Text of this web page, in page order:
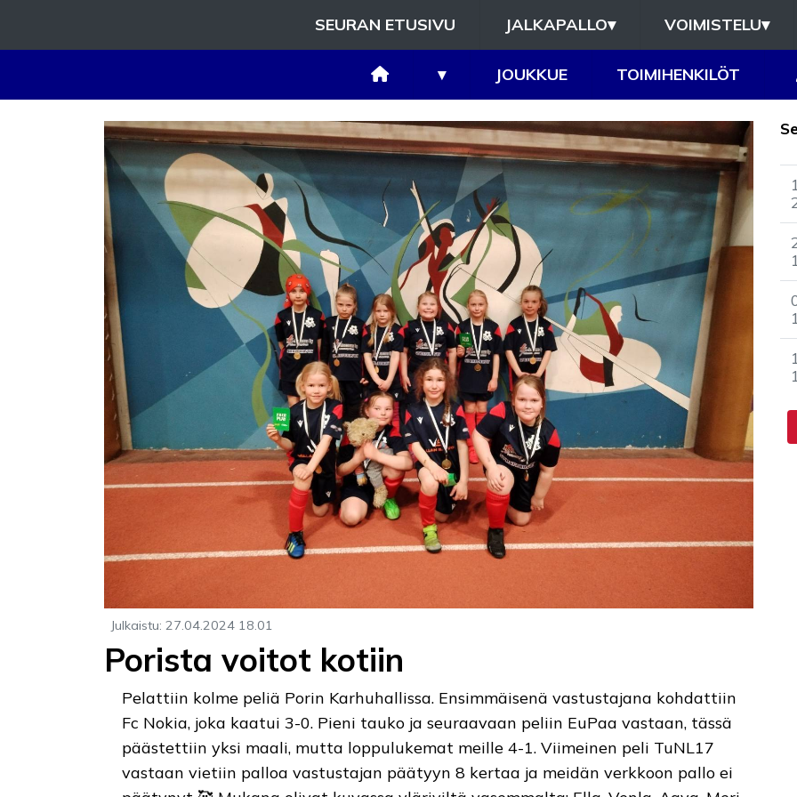
SEURAN ETUSIVU JALKAPALLO▾ VOIMISTELU▾
▾ JOUKKUE TOIMIHENKILÖT
Julkaistu: 27.04.2024 18.01
Porista voitot kotiin
Pelattiin kolme peliä Porin Karhuhallissa. Ensimmäisenä vastustajana kohdattiin
Fc Nokia, joka kaatui 3-0. Pieni tauko ja seuraavaan peliin EuPaa vastaan, tässä
päästettiin yksi maali, mutta loppulukemat meille 4-1. Viimeinen peli TuNL17
vastaan vietiin palloa vastustajan päätyyn 8 kertaa ja meidän verkkoon pallo ei